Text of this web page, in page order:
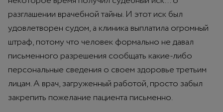
разглашении врачебной тайны. И этот иск был
удовлетворен судом, а клиника выплатила огромный
штраф, потому что человек формально не давал
письменного разрешения сообщать какие-либо
персональные сведения о своем здоровье третьим
лицам. А врач, загруженный работой, просто забыл
закрепить пожелание пациента письменно.